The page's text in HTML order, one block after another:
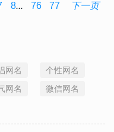
8... 76 77
下一页
网名
个性网名
网名
微信网名